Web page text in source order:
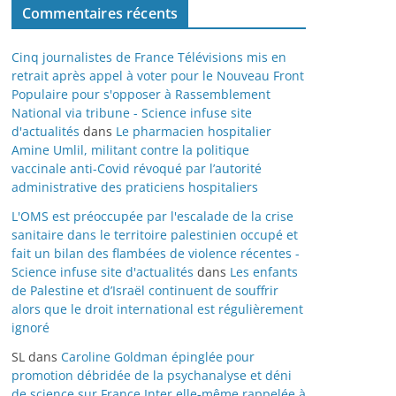
Commentaires récents
Cinq journalistes de France Télévisions mis en
retrait après appel à voter pour le Nouveau Front
Populaire pour s'opposer à Rassemblement
National via tribune - Science infuse site
d'actualités dans Le pharmacien hospitalier
Amine Umlil, militant contre la politique
vaccinale anti-Covid révoqué par l’autorité
administrative des praticiens hospitaliers
L'OMS est préoccupée par l'escalade de la crise
sanitaire dans le territoire palestinien occupé et
fait un bilan des flambées de violence récentes -
Science infuse site d'actualités dans Les enfants
de Palestine et d’Israël continuent de souffrir
alors que le droit international est régulièrement
ignoré
SL dans Caroline Goldman épinglée pour
promotion débridée de la psychanalyse et déni